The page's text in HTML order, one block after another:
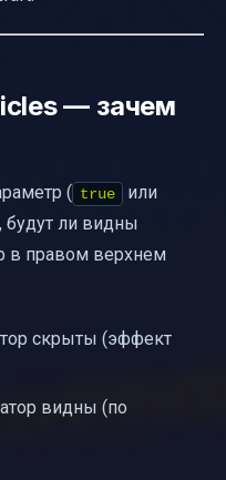
— зачем
( true или
будут ли видны
в правом верхнем
скрыты (эффект
видны (по